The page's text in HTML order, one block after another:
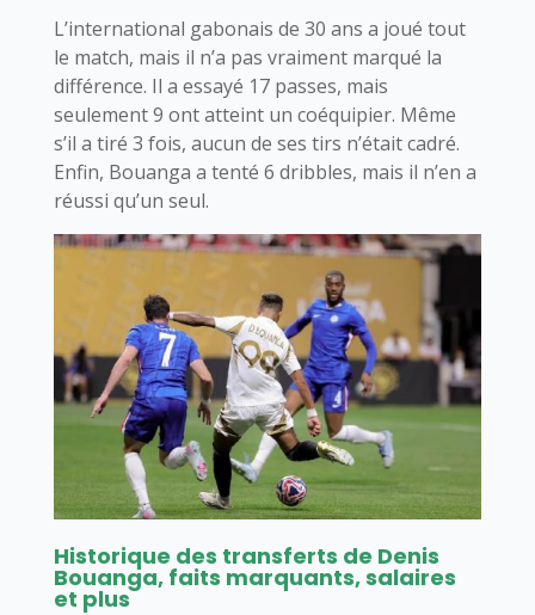
L’international gabonais de 30 ans a joué tout
le match, mais il n’a pas vraiment marqué la
différence. Il a essayé 17 passes, mais
seulement 9 ont atteint un coéquipier. Même
s’il a tiré 3 fois, aucun de ses tirs n’était cadré.
Enfin, Bouanga a tenté 6 dribbles, mais il n’en a
réussi qu’un seul.
Historique des transferts de Denis
Bouanga, faits marquants, salaires
et plus